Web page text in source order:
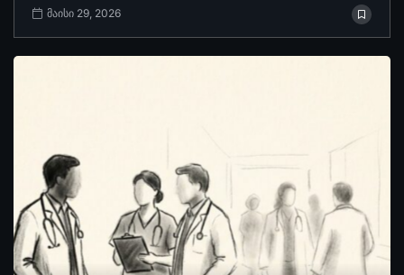
მაისი 29, 2026